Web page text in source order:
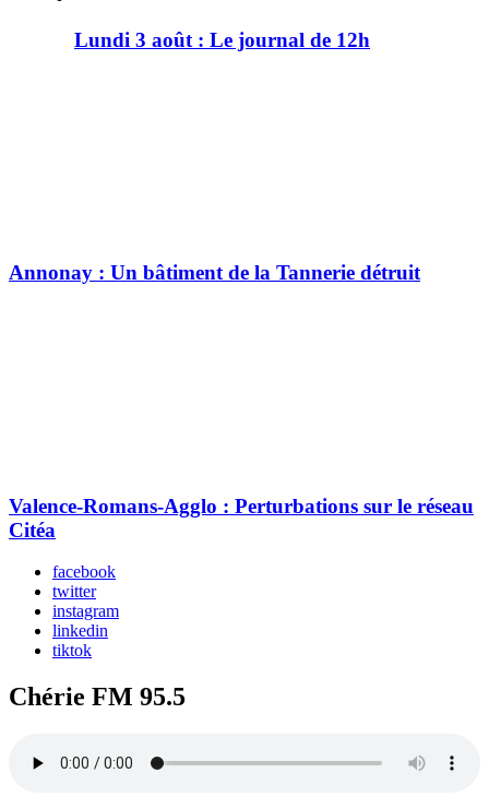
Lundi 3 août : Le journal de 12h
Annonay : Un bâtiment de la Tannerie détruit
Valence-Romans-Agglo : Perturbations sur le réseau
Citéa
facebook
twitter
instagram
linkedin
tiktok
Chérie FM 95.5